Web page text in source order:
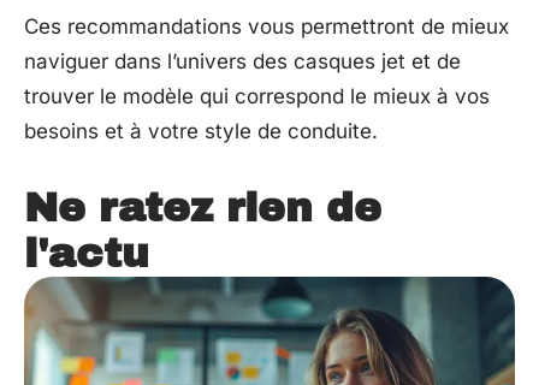
Ces recommandations vous permettront de mieux
naviguer dans l’univers des casques jet et de
trouver le modèle qui correspond le mieux à vos
besoins et à votre style de conduite.
Ne ratez rien de
l'actu